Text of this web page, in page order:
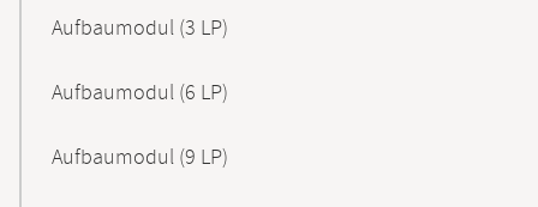
Aufbaumodul (3 LP)
Aufbaumodul (6 LP)
Aufbaumodul (9 LP)